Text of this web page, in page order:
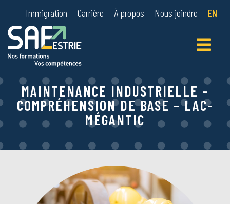
Immigration Carrière À propos Nous joindre EN
MAINTENANCE INDUSTRIELLE –
COMPRÉHENSION DE BASE – LAC-
MÉGANTIC